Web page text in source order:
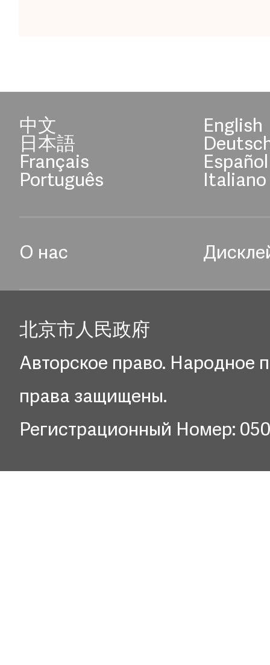
中文 English
日本語
Français Español
Português Italiano
О нас
北京市人民政府
Авторское право. Народное
права защищены.
Регистрационный Номер: